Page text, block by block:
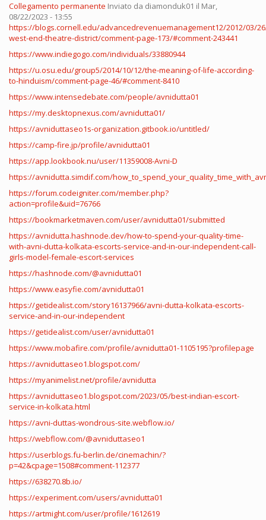
Collegamento permanente Inviato da diamonduk01 il Mar,
08/22/2023 - 13:55
https://blogs.cornell.edu/advancedrevenuemanagement12/2012/03/
west-end-theatre-district/comment-page-173/#comment-243441
https://www.indiegogo.com/individuals/33880944
https://u.osu.edu/group5/2014/10/12/the-meaning-of-life-according-
to-hinduism/comment-page-46/#comment-8410
https://www.intensedebate.com/people/avnidutta01
https://my.desktopnexus.com/avnidutta01/
https://avniduttaseo1s-organization.gitbook.io/untitled/
https://camp-fire.jp/profile/avnidutta01
https://app.lookbook.nu/user/11359008-Avni-D
https://avnidutta.simdif.com/
https://forum.codeigniter.com/member.php?
action=profile&uid=76766
https://bookmarketmaven.com/user/avnidutta01/submitted
https://avnidutta.hashnode.dev/how-to-spend-your-quality-time-
with-avni-dutta-kolkata-escorts-service-and-in-our-independent-call-
girls-model-female-escort-services
https://hashnode.com/@avnidutta01
https://www.easyfie.com/avnidutta01
https://getidealist.com/story16137966/avni-dutta-kolkata-escorts-
service-and-in-our-independent
https://getidealist.com/user/avnidutta01
https://www.mobafire.com/profile/avnidutta01-1105195?profilepage
https://avniduttaseo1.blogspot.com/
https://myanimelist.net/profile/avnidutta
https://avniduttaseo1.blogspot.com/2023/05/best-indian-escort-
service-in-kolkata.html
https://avni-duttas-wondrous-site.webflow.io/
https://webflow.com/@avniduttaseo1
https://userblogs.fu-berlin.de/cinemachin/?
p=42&cpage=1508#comment-112377
https://638270.8b.io/
https://experiment.com/users/avnidutta01
https://artmight.com/user/profile/1612619